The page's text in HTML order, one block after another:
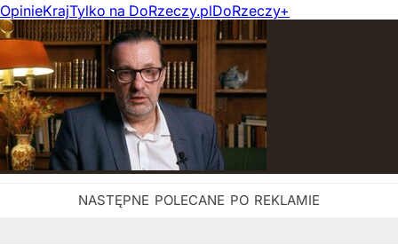
OpinieKrajTylko na DoRzeczy.plDoRzeczy+